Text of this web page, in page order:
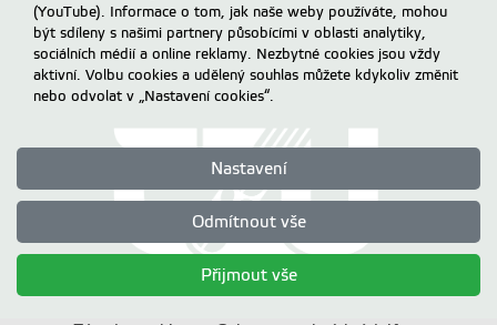
(YouTube). Informace o tom, jak naše weby používáte, mohou
být sdíleny s našimi partnery působícími v oblasti analytiky,
sociálních médií a online reklamy. Nezbytné cookies jsou vždy
aktivní. Volbu cookies a udělený souhlas můžete kdykoliv změnit
nebo odvolat v „Nastavení cookies“.
Nastavení
Odmítnout vše
Přijmout vše